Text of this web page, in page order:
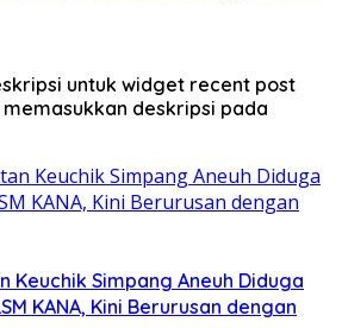
untuk widget recent post
deskripsi pada
Keuchik Simpang Aneuh Diduga
KANA, Kini Berurusan dengan